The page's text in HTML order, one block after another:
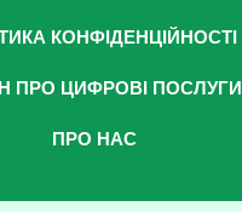
КОНФІДЕНЦІЙНОСТІ
ПРО ЦИФРОВІ ПОСЛУГИ
ПРО НАС